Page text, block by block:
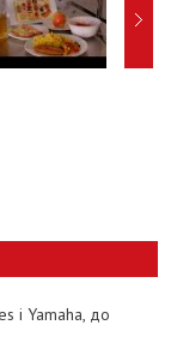
і Yamaha, до